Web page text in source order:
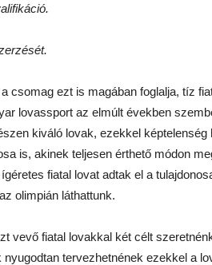
csomag ezt is magában foglalja, tíz
lovassport az elmúlt években
kiváló lovak, ezekkel
is, akinek teljesen érthető módon
fiatal lovat adtak el a
olimpián láthattunk.
vevő fiatal lovakkal két célt
tervezhetnének ezekkel a